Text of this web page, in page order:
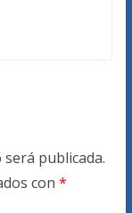
publicada.
con *